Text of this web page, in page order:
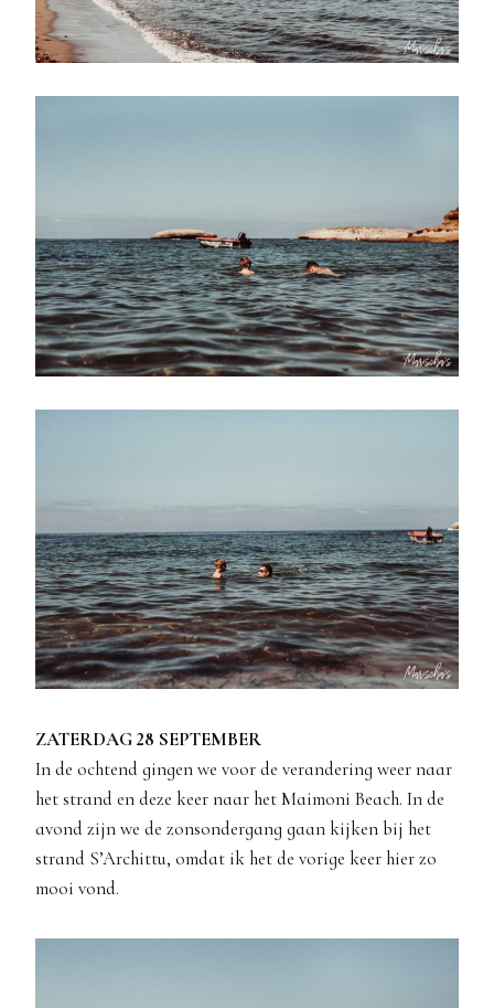
ZATERDAG 28 SEPTEMBER
In de ochtend gingen we voor de verandering weer naar
het strand en deze keer naar het Maimoni Beach. In de
avond zijn we de zonsondergang gaan kijken bij het
strand S’Archittu, omdat ik het de vorige keer hier zo
mooi vond.